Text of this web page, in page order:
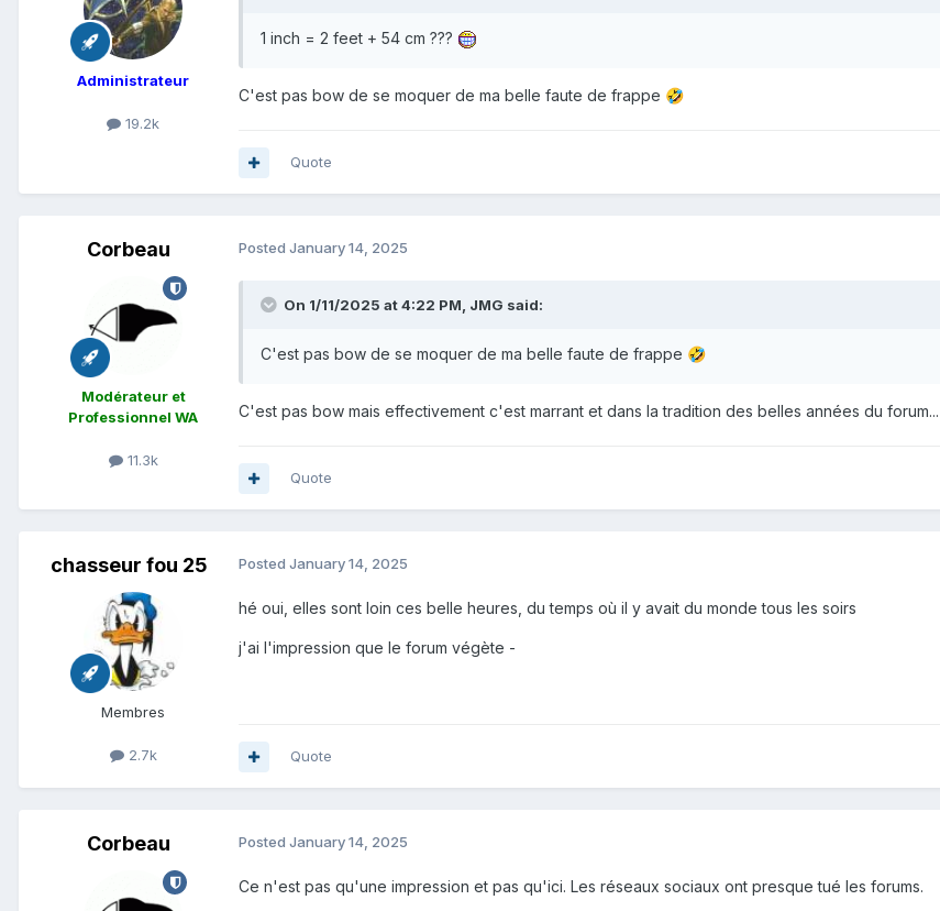
Administrateur
19.2k
1 inch = 2 feet + 54 cm ???
C'est pas bow de se moquer de ma belle faute de frappe 🤣
Quote
Corbeau
Modérateur et
Professionnel WA
11.3k
Posted January 14, 2025
On 1/11/2025 at 4:22 PM, JMG said:
C'est pas bow de se moquer de ma belle faute de frappe 🤣
C'est pas bow mais effectivement c'est marrant et dans la tradition des belles années du forum...
Quote
chasseur fou 25
Membres
2.7k
Posted January 14, 2025
hé oui, elles sont loin ces belle heures, du temps où il y avait du monde tous les soirs
j'ai l'impression que le forum végète -
Quote
Corbeau Posted January 14, 2025
Ce n'est pas qu'une impression et pas qu'ici. Les réseaux sociaux ont presque tué les forums.